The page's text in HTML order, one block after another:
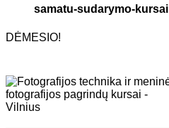
samatu-sudarymo-kursai
DĖMESIO!